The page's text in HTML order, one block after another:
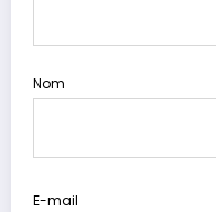
Nom
E-mail